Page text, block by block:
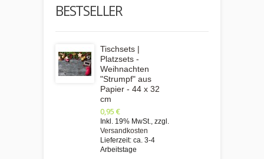
BESTSELLER
Tischsets |
Platzsets -
Weihnachten
"Strumpf" aus
Papier - 44 x 32
cm
0,95 €
Inkl. 19% MwSt. zzgl.
Versandkosten
Lieferzeit: ca. 3-4
Arbeitstage